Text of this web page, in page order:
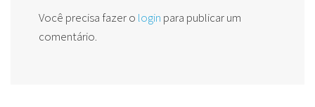
Você precisa fazer o login para publicar um
comentário.